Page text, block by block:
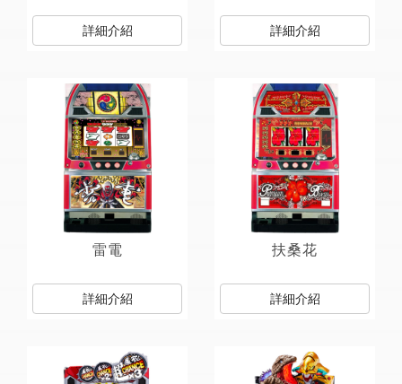
詳細介紹 詳細介紹
雷電
詳細介紹
扶桑花
詳細介紹